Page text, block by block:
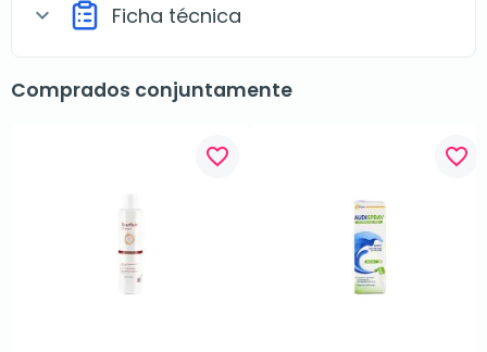
expand_more Ficha técnica
Comprados conjuntamente
favorite_border favorite_border